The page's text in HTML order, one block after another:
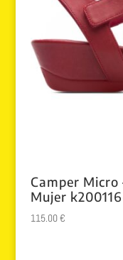
Camper Micro
Mujer
115.00€